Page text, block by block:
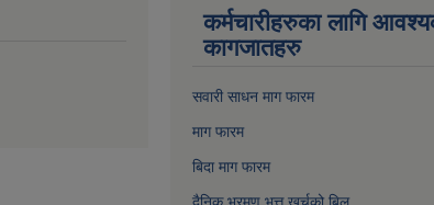
कर्मचारीहरुका लागि
कागजातहरु
सवारी साधन माग फारम
माग फारम
बिदा माग फारम
दैनिक भ्रमण भत्त खर्चको बिल